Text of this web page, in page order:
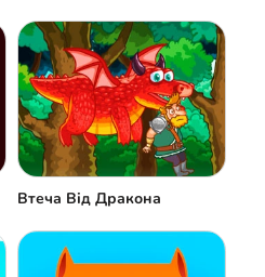
Втеча Від Дракона